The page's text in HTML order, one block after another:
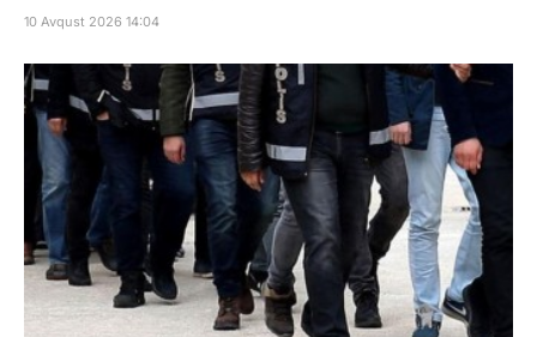
10 Avqust 2026 14:04